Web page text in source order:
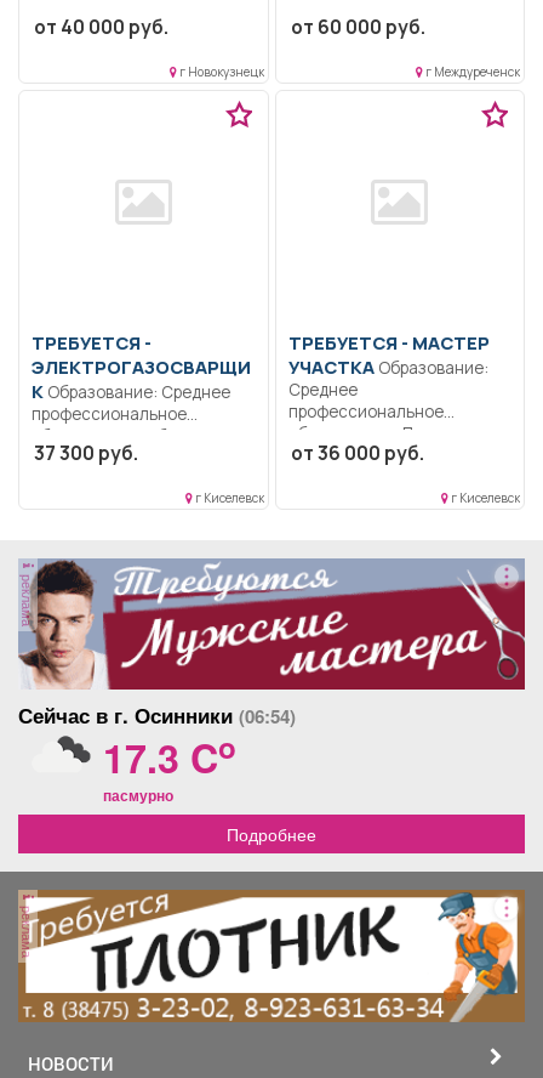
образование..
данса.. Полный рабочий
день..
от 40 000 руб.
г Новокузнецк
Ответственность..
постоянную, экстренную и
неотложную...
от 60 000 руб.
г Междуреченск
ТРЕБУЕТСЯ -
ЭЛЕКТРОГАЗОСВАРЩИ
К
профессиональное
образование.. Сборка,
монтаж, сварка и резка...
37 300 руб.
г Киселевск
ТРЕБУЕТСЯ - МАСТЕР
УЧАСТКАОбразование:
Среднее
профессиональное
образование.. Проводить
постоянные осмотры мест
от 36 000 руб.
г Киселевск
реклама
Сейчас в г. Осинники (06:54)
17.3 Co
пасмурно
Подробнее
реклама
НОВОСТИ